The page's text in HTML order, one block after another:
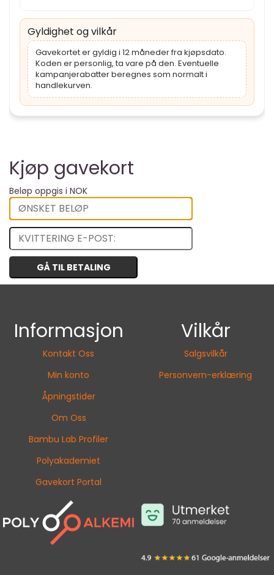
Gyldighet og vilkår
Gavekortet er gyldig i 12 måneder fra kjøpsdato.
Koden er personlig, ta vare på den. Eventuelle
kampanjerabatter beregnes som normalt i
handlekurven.
Kjøp gavekort
Beløp oppgis i NOK
GÅ TIL BETALING
Informasjon
Kontakt Oss
Min konto
Åpningstider
Om Oss
Bambu Lab Profiler
Polyakademiet
Gavekort Portal
Vilkår
Salgsvilkår
Personvern-erklæring